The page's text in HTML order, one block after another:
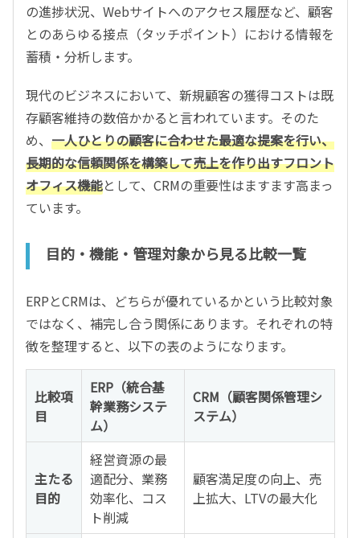
の進捗状況、Webサイトへのアクセス履歴など、顧客
とのあらゆる接点（タッチポイント）における情報を
蓄積・分析します。
現代のビジネスにおいて、新規顧客の獲得コストは既
存顧客維持の数倍かかると言われています。そのた
め、 一人ひとりの顧客に合わせた最適な提案を行い、
長期的な信頼関係を構築して売上を作り出すフロント
オフィス機能として、CRMの重要性はますます高まっ
ています。
目的・機能・管理対象から見る比較一覧
ERPとCRMは、どちらが優れているかという比較対象
ではなく、補完し合う関係にあります。それぞれの特
徴を整理すると、以下の表のようになります。
比較項
目
ERP（統合基
幹業務システ
ム）
CRM（顧客関係管理シ
ステム）
主たる
目的
経営資源の最
適配分、業務
効率化、コス
ト削減
顧客満足度の向上、売
上拡大、LTVの最大化